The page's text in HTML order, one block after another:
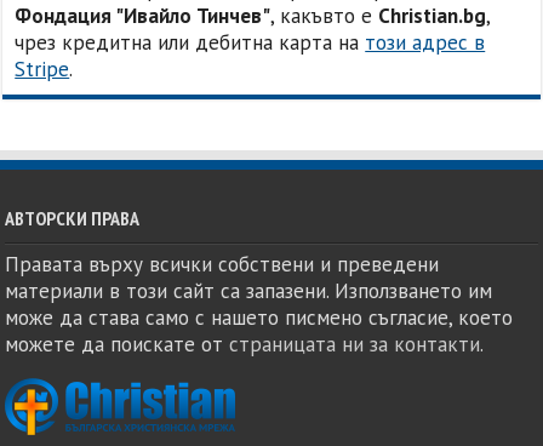
Фондация "Ивайло Тинчев", какъвто е Christian.bg,
чрез кредитна или дебитна карта на този адрес в
Stripe.
АВТОРСКИ ПРАВА
Правата върху всички собствени и преведени
материали в този сайт са запазени. Използването им
може да става само с нашето писмено съгласие, което
можете да поискате отстраницата ни за контакти.